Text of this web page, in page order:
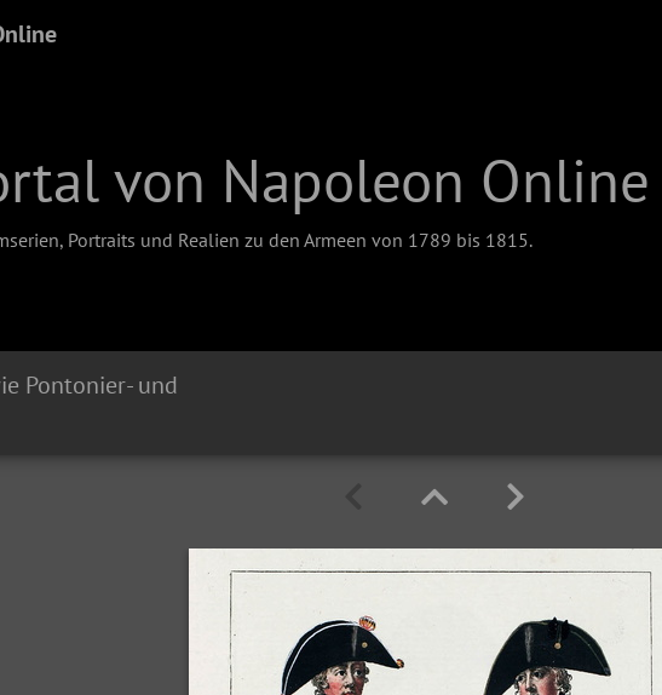
von Napoleon Online
Portraits und Realien zu den Armeen von 1789 bis 1815.
Pontonier- und